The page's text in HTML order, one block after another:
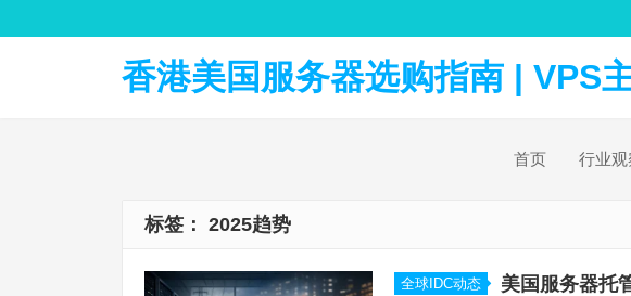
香港美国服务器选购指南 | VPS
首页 行业观
标签： 2025趋势
全球IDC动态
美国服务器托